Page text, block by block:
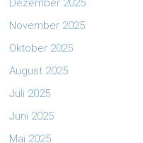
Dezember 2025
November 2025
Oktober 2025
August 2025
Juli 2025
Juni 2025
Mai 2025